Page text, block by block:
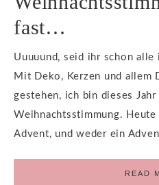
fast…
Uuuuund, seid ihr schon alle
Mit Deko, Kerzen und allem
gestehen, ich bin dieses
Weihnachtsstimmung.
Advent, und weder ein
READ